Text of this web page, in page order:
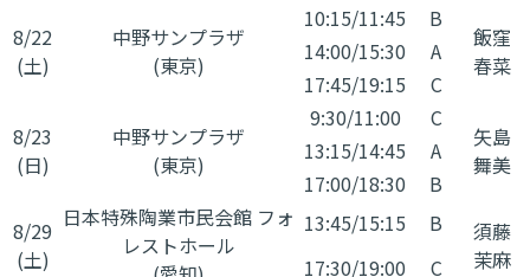
8/22
(土)
中野サンプラザ
(東京)
10:15/11:45 B
飯窪
春菜
14:00/15:30
A
17:45/19:15
C
8/23
(日)
中野サンプラザ
(東京)
9:30/11:00 C
矢島
舞美
13:15/14:45
A
17:00/18:30
B
8/29
(土)
日本特殊陶業市民会館 フォ
レストホール
13:45/15:15 B
須藤
茉麻
17:30/19:00
C